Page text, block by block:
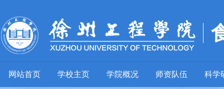
网站首页 学校主页 学院概况 师资队伍 科学